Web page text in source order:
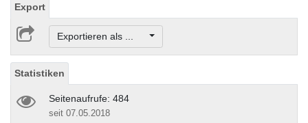
Export
Exportieren als ...
Statistiken
Seitenaufrufe: 484
seit 07.05.2018